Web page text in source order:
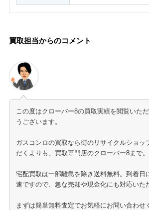
買取担当からのコメント
この度はクローバー8の買取実績を閲覧いた
うございます。
ガスコンロの買取なら街のリサイクルショッ
だくよりも、買取専門店のクローバー8まで。
宅配買取は一部離島を除き送料無料。到着日
速ですので、急な売却や現金化にも対応いた
まずは簡単無料査定でお気軽にお問い合わせ